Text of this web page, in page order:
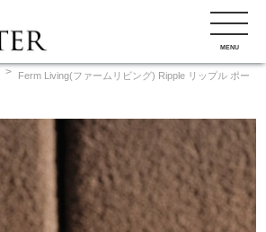
MENU
Ferm Living(ファームリビング) Ripple リップル ポー